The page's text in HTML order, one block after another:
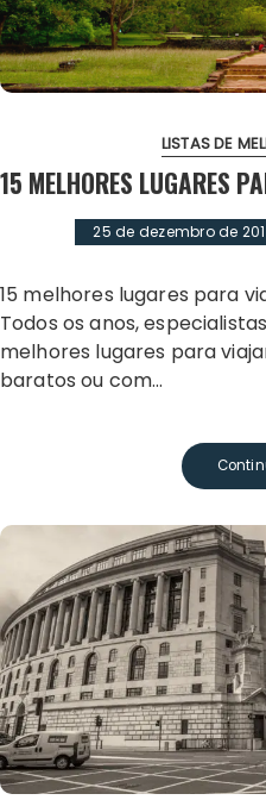
LISTAS DE
15 MELHORES LUGARES
25 de dezembro de
15 melhores lugares para viajar – Edição melhor custo
Todos os anos,
melhores lugares para
baratos ou com…